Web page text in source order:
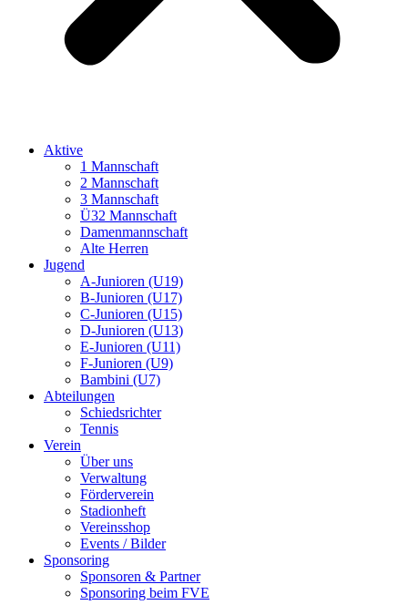
Aktive
1 Mannschaft
2 Mannschaft
3 Mannschaft
Ü32 Mannschaft
Damenmannschaft
Alte Herren
Jugend
A-Junioren (U19)
B-Junioren (U17)
C-Junioren (U15)
D-Junioren (U13)
E-Junioren (U11)
F-Junioren (U9)
Bambini (U7)
Abteilungen
Schiedsrichter
Tennis
Verein
Über uns
Verwaltung
Förderverein
Stadionheft
Vereinsshop
Events / Bilder
Sponsoring
Sponsoren & Partner
Sponsoring beim FVE